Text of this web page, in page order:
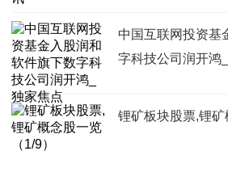
中国互联网投资基
字科技公司润开鸿
锂矿板块股票,锂矿